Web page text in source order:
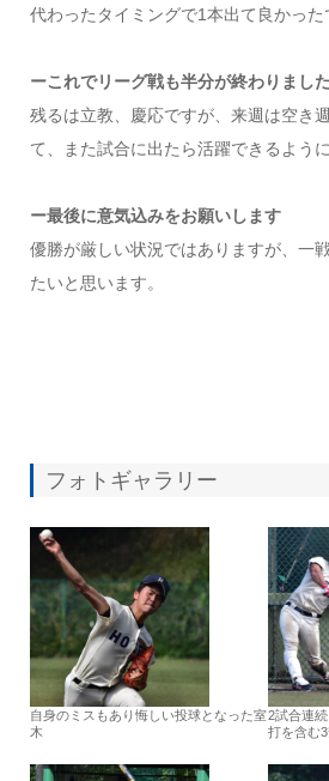
代わったタイミングで1本出て良かった
ーこれでリーグ戦も半分が終わりました
残るは立教、慶応ですが、来週は空き
て、また試合に出たら活躍できるよう
ー最後に意気込みをお願いします
優勝が厳しい状況ではありますが、一
たいと思います。
フォトギャラリー
自身のミスもあり悔しい投球となった室
木
2試合連
打を含む